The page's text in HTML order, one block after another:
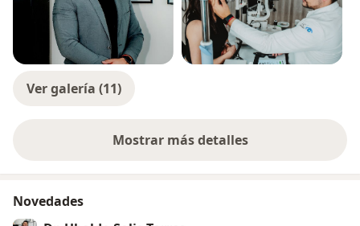
Ver galería (11)
Mostrar más detalles
sobre la experiencia
Novedades